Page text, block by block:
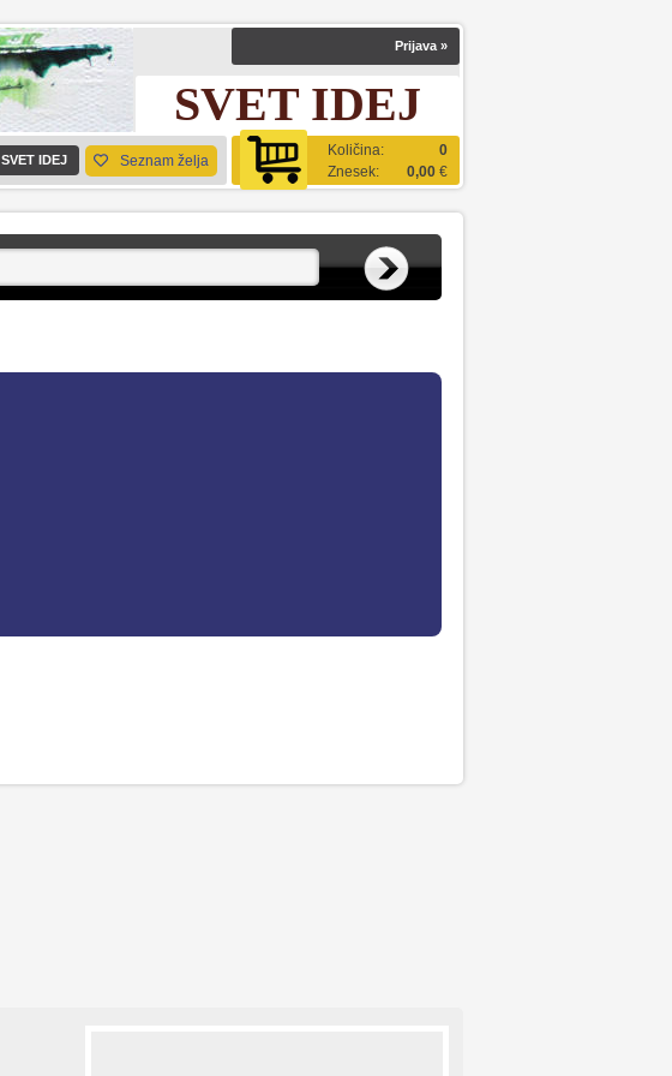
Prijava »
SVET IDEJ
Količina:
0
Znesek:
0,00 €
SVET IDEJ Seznam želja